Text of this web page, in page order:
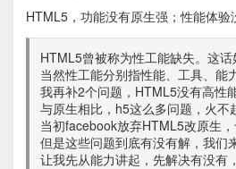
HTML5，功能没有原生强；性能体
HTML5曾被称为性工能缺失。这话
当然性工能分别指性能、工具、能力
我再补2个问题，HTML5没有高性
与原生相比，h5这么多问题，火不
当初facebook放弃HTML5改原生
但是这些问题到底有没有解，我们
让我先从能力讲起，先解决有没有